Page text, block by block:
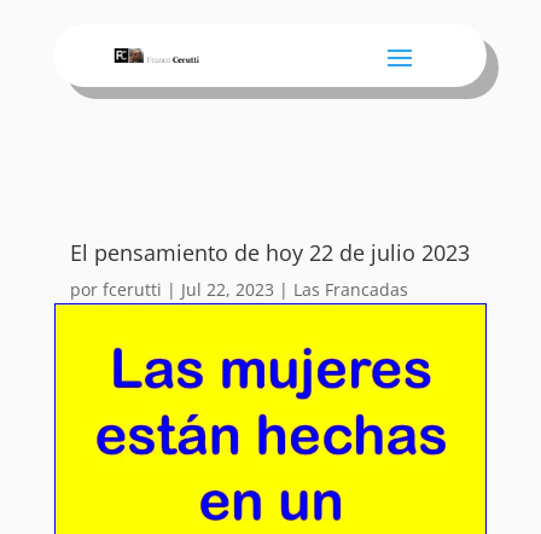
El pensamiento de hoy 22 de julio 2023
porfcerutti | Jul 22, 2023 | Las Francadas